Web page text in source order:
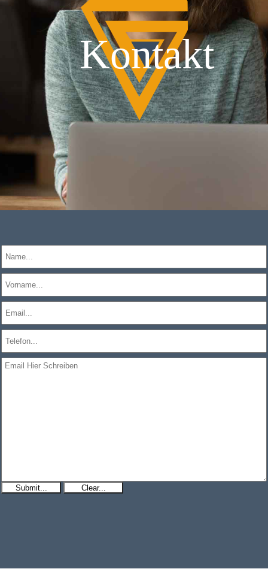
Kontakt
Submit... Clear...